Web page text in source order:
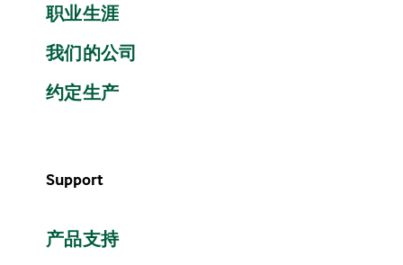
职业生涯
我们的公司
约定生产
Support
产品支持